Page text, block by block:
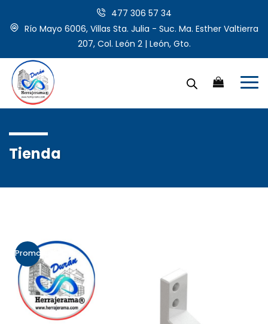
477 306 57 34
Río Mayo 6006, Villas Sta. Julia - Suc. Ma. Esther Valtierra
207, Col. León 2 | León, Gto.
Tienda
Promo!